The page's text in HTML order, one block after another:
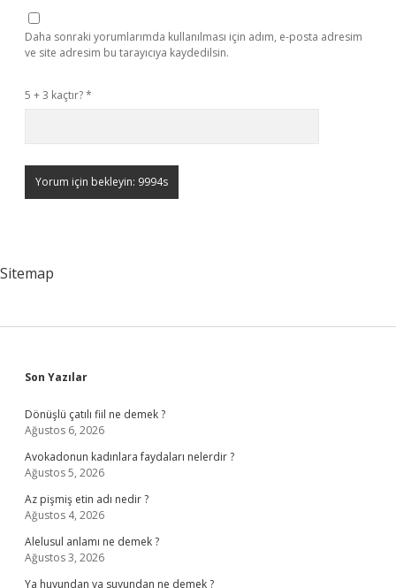
Daha sonraki yorumlarımda kullanılması için adım, e-posta adresim
ve site adresim bu tarayıcıya kaydedilsin.
5 + 3 kaçtır?*
Sitemap
Sidebar
Son Yazılar
Dönüşlü çatılı fiil ne demek ?
Ağustos 6, 2026
Avokadonun kadınlara faydaları nelerdir ?
Ağustos 5, 2026
Az pişmiş etin adı nedir ?
Ağustos 4, 2026
Alelusul anlamı ne demek ?
Ağustos 3, 2026
Ya huyundan ya suyundan ne demek ?